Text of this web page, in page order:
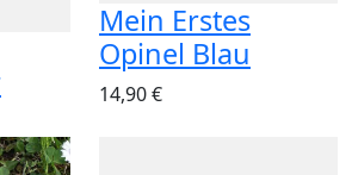
Mein Erstes
Opinel Blau
14,90 €